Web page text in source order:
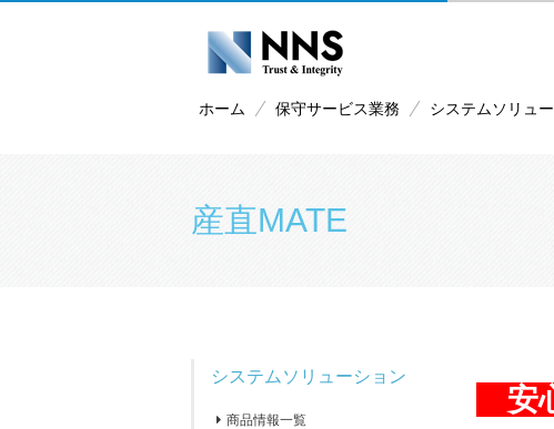
ホーム 保守サービス業務 システムソリュ
産直MATE
システムソリューション
商品情報一覧
安